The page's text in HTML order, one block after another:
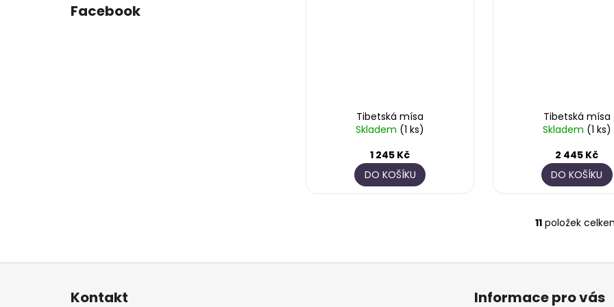
Facebook
Tibetská mísa
Skladem (1 ks)
1 245 Kč
DO KOŠÍKU
Tibetská mísa
Skladem (1 ks)
2 445 Kč
DO KOŠÍKU
O
l
11položek
Z
Kontakt Informace pro vás